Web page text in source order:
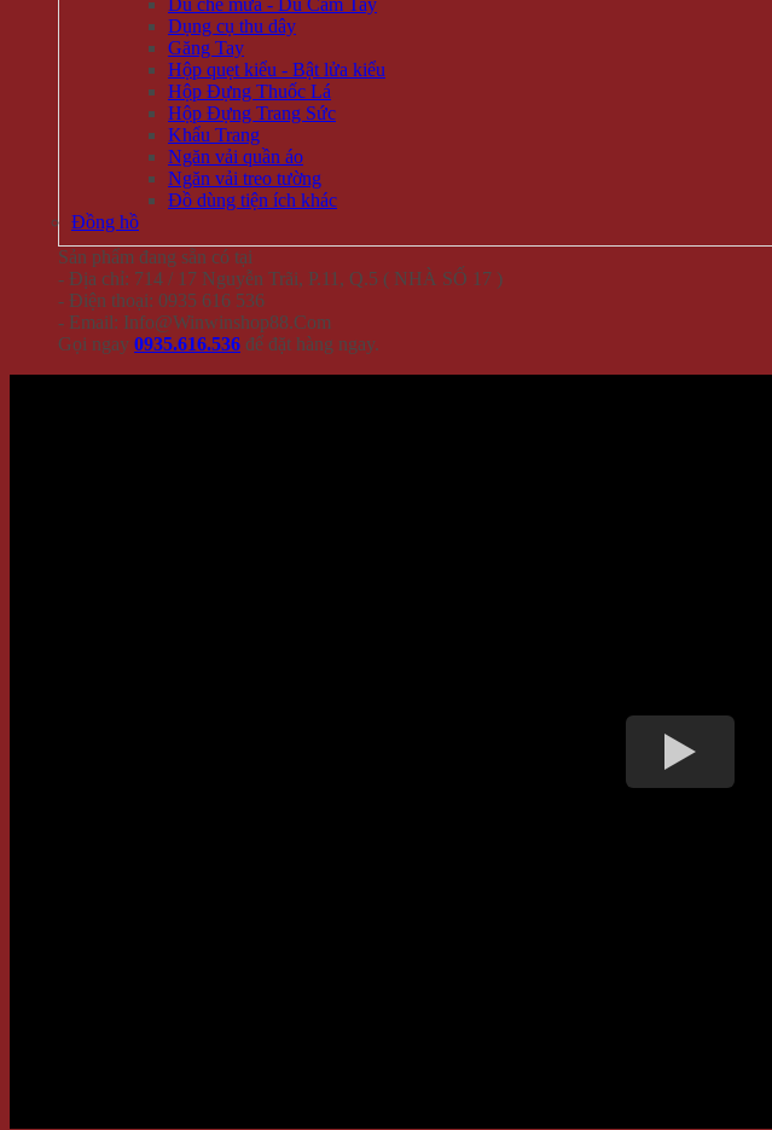
Dù che mưa - Dù Cầm Tay
Dụng cụ thu dây
Găng Tay
Hộp quẹt kiểu - Bật lửa kiểu
Hộp Đựng Thuốc Lá
Hộp Đựng Trang Sức
Khẩu Trang
Ngăn vải quần áo
Ngăn vải treo tường
Đồ dùng tiện ích khác
Đồng hồ
Sản phẩm đang sẵn có tại
- Địa chỉ: 714 / 17 Nguyễn Trãi, P.11, Q.5 ( NHÀ SỐ 17 )
- Điện thoại: 0935 616 536
- Email: Info@Winwinshop88.Com
Gọi ngay 0935.616.536 để đặt hàng ngay.